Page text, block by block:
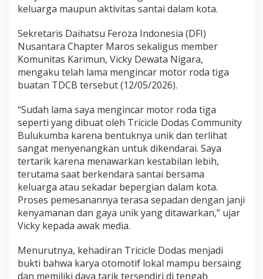
keluarga maupun aktivitas santai dalam kota.
Sekretaris Daihatsu Feroza Indonesia (DFI)
Nusantara Chapter Maros sekaligus member
Komunitas Karimun, Vicky Dewata Nigara,
mengaku telah lama mengincar motor roda tiga
buatan TDCB tersebut (12/05/2026).
“Sudah lama saya mengincar motor roda tiga
seperti yang dibuat oleh Tricicle Dodas Community
Bulukumba karena bentuknya unik dan terlihat
sangat menyenangkan untuk dikendarai. Saya
tertarik karena menawarkan kestabilan lebih,
terutama saat berkendara santai bersama
keluarga atau sekadar bepergian dalam kota.
Proses pemesanannya terasa sepadan dengan janji
kenyamanan dan gaya unik yang ditawarkan,” ujar
Vicky kepada awak media.
Menurutnya, kehadiran Tricicle Dodas menjadi
bukti bahwa karya otomotif lokal mampu bersaing
dan memiliki daya tarik tersendiri di tengah